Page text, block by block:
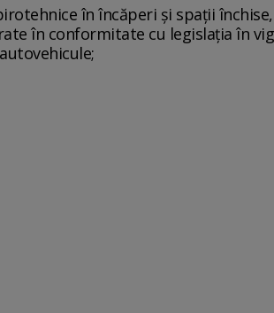
în încăperi şi spaţii
în conformitate cu legislaţia în